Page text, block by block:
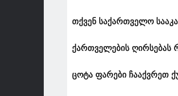
თქვენ საქართველო
ქართველების ღირსებას
ცოტა ფარები ჩააქვრეთ